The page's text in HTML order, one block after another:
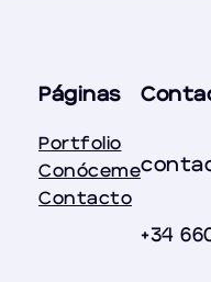
Páginas
Portfolio
Conóceme
Contacto
+34